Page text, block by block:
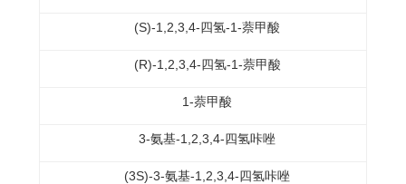
(S)-1,2,3,4-四氢-1-萘甲酸
(R)-1,2,3,4-四氢-1-萘甲酸
1-萘甲酸
3-氨基-1,2,3,4-四氢咔唑
(3S)-3-氨基-1,2,3,4-四氢咔唑